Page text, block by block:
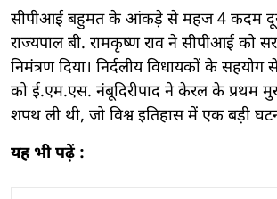
सीपीआई बहुमत के आंकड़े से महज 4 कदम दूर
राज्यपाल बी. रामकृष्ण राव ने सीपीआई को
निमंत्रण दिया। निर्दलीय विधायकों के
को ई.एम.एस. नंबूदिरीपाद ने केरल के प्रथम
शपथ ली थी, जो विश्व इतिहास में एक बड़ी
यह भी पढ़ें :